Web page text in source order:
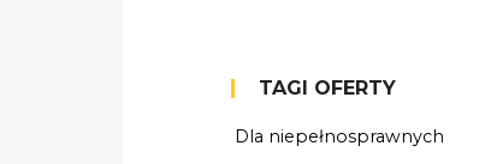
TAGI OFERTY
Dla niepełnosprawnych